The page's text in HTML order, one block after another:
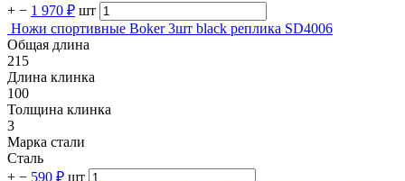
+ − 1 970 ₽ шт
Ножи спортивные Boker 3шт black реплика SD4006
Общая длина
215
Длина клинка
100
Толщина клинка
3
Марка стали
Сталь
+ − 590 ₽ шт